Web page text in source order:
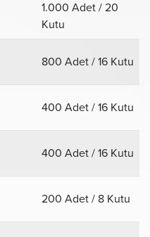
1.000 Adet / 20
Kutu
800 Adet / 16 Kutu
400 Adet / 16 Kutu
400 Adet / 16 Kutu
200 Adet / 8 Kutu